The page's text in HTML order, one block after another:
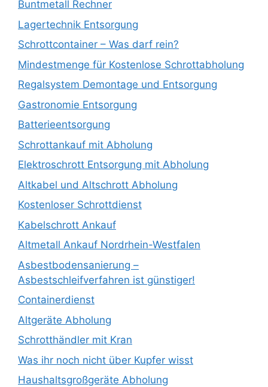
Buntmetall Rechner
Lagertechnik Entsorgung
Schrottcontainer – Was darf rein?
Mindestmenge für Kostenlose Schrottabholung
Regalsystem Demontage und Entsorgung
Gastronomie Entsorgung
Batterieentsorgung
Schrottankauf mit Abholung
Elektroschrott Entsorgung mit Abholung
Altkabel und Altschrott Abholung
Kostenloser Schrottdienst
Kabelschrott Ankauf
Altmetall Ankauf Nordrhein-Westfalen
Asbestbodensanierung –
Asbestschleifverfahren ist günstiger!
Containerdienst
Altgeräte Abholung
Schrotthändler mit Kran
Was ihr noch nicht über Kupfer wisst
Haushaltsgroßgeräte Abholung